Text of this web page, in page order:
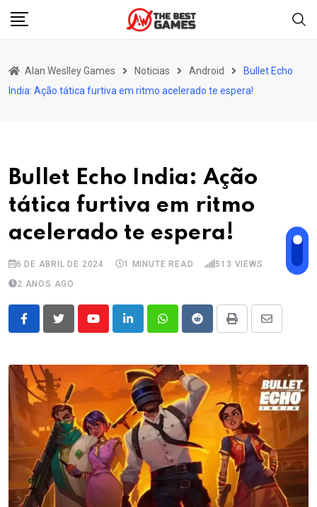
Skip
Alan Weslley Games Noticias Android
Bullet Echo
India: Ação tática furtiva em ritmo acelerado te espera!
Bullet Echo India: Ação
tática furtiva em ritmo
acelerado te espera!
6 DE ABRIL DE 2024 1 MINUTE READ 513 VIEWS
2 ANOS AGO
YoutubeLinkedInWhatsappRedditPrint
Share
Email